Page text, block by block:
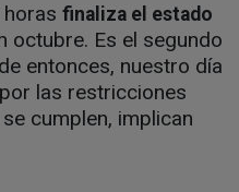
finaliza el estado
octubre. Es el segundo
entonces, nuestro día
las restricciones
cumplen, implican